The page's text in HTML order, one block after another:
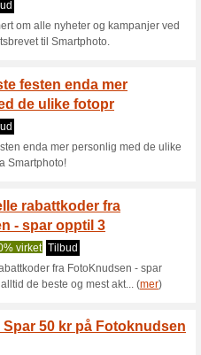
Vi
EMP
100%
EMP